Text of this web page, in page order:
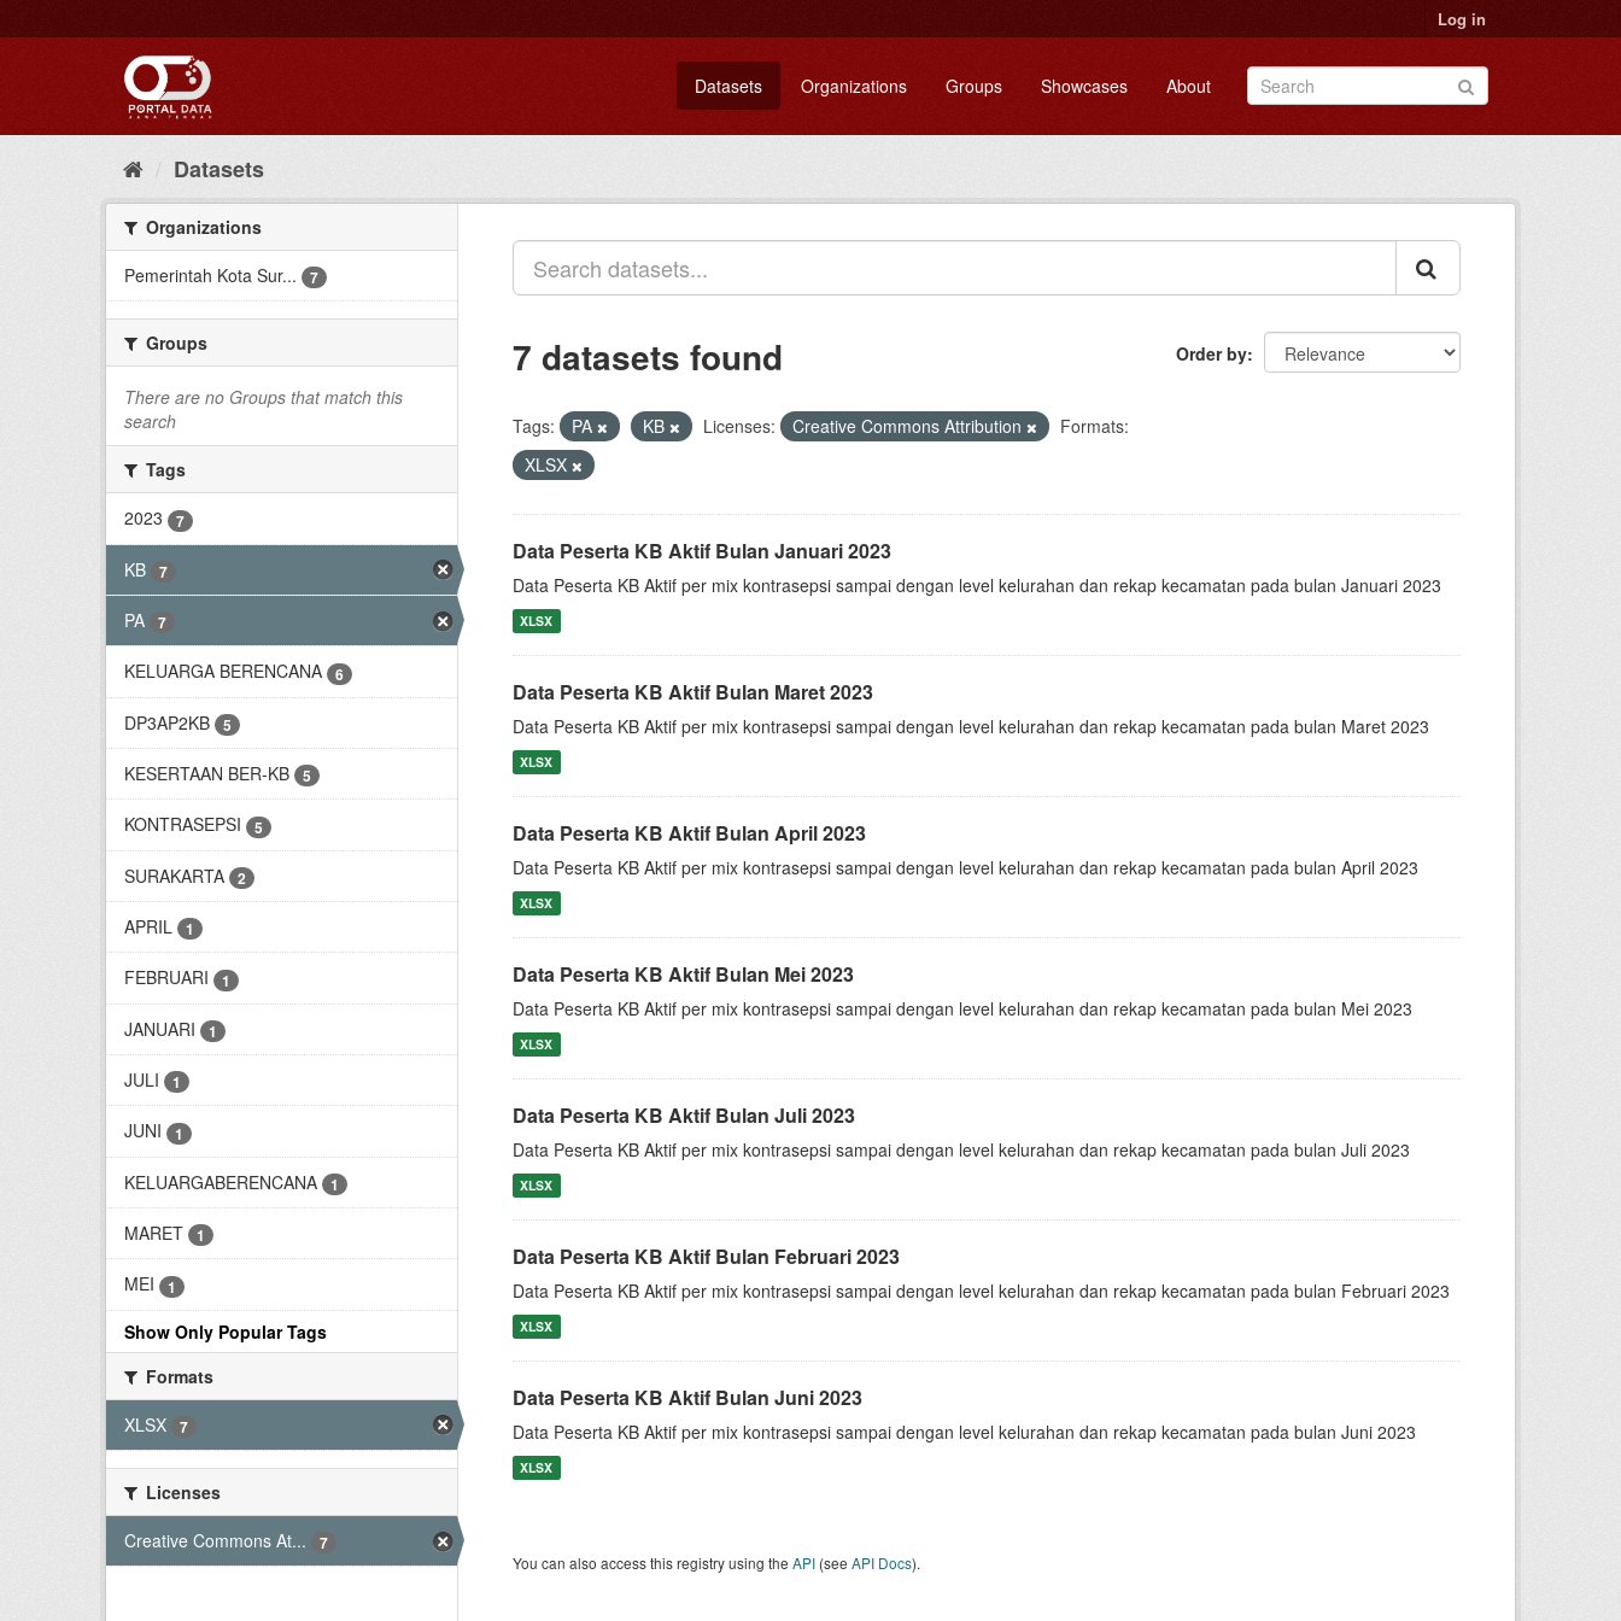
to
Log in
Datasets Organizations Groups Showcases About
Datasets
Organizations
Pemerintah Kota Sur...
7
Groups
There are no Groups that match this
search
Tags
2023
7
KB 7
PA 7
KELUARGA BERENCANA 6
DP3AP2KB 5
KESERTAAN BER-KB 5
KONTRASEPSI 5
SURAKARTA 2
APRIL 1
FEBRUARI 1
JANUARI 1
JULI 1
JUNI 1
KELUARGABERENCANA 1
MARET 1
MEI 1
Show Only Popular Tags
Formats
XLSX
7
Licenses
Creative Commons At...
7
Order by
7 datasets found
Tags: PA KB Licenses: Creative Commons Attribution
Formats:
XLSX
Data Peserta KB Aktif Bulan Januari 2023
Data Peserta KB Aktif per mix kontrasepsi sampai dengan level kelurahan dan rekap kecamatan pada bulan Januari 2023
XLSX
Data Peserta KB Aktif Bulan Maret 2023
Data Peserta KB Aktif per mix kontrasepsi sampai dengan level kelurahan dan rekap kecamatan pada bulan Maret 2023
XLSX
Data Peserta KB Aktif Bulan April 2023
Data Peserta KB Aktif per mix kontrasepsi sampai dengan level kelurahan dan rekap kecamatan pada bulan April 2023
XLSX
Data Peserta KB Aktif Bulan Mei 2023
Data Peserta KB Aktif per mix kontrasepsi sampai dengan level kelurahan dan rekap kecamatan pada bulan Mei 2023
XLSX
Data Peserta KB Aktif Bulan Juli 2023
Data Peserta KB Aktif per mix kontrasepsi sampai dengan level kelurahan dan rekap kecamatan pada bulan Juli 2023
XLSX
Data Peserta KB Aktif Bulan Februari 2023
Data Peserta KB Aktif per mix kontrasepsi sampai dengan level kelurahan dan rekap kecamatan pada bulan Februari 2023
XLSX
Data Peserta KB Aktif Bulan Juni 2023
Data Peserta KB Aktif per mix kontrasepsi sampai dengan level kelurahan dan rekap kecamatan pada bulan Juni 2023
XLSX
You can also access this registry using the API (see API Docs).